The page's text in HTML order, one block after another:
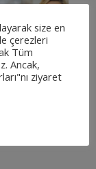
size en
çerezleri
Tüm
Ancak,
ziyaret